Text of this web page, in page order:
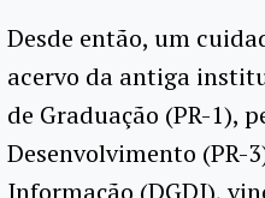
Desde então, um
acervo da antiga
de Graduação (PR-1),
Desenvolvimento (PR-